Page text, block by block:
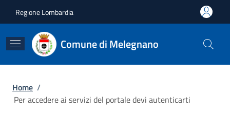
Regione Lombardia
Comune di Melegnano
Briciole di pane
Home /
Per accedere ai servizi del portale devi autenticarti